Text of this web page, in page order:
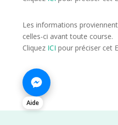
Les informations
celles-ci avant toute course.
Cliquez ICI pour préciser cet
Aide